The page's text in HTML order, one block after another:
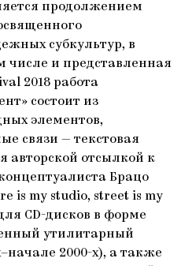
продолжением
субкультур, в
числе и представленная
2018 работа
состоит из
элементов,
связи — текстовая
авторской отсылкой к
Брацо
is my studio, street is my
CD-дисков в форме
утилитарный
2000-х), а также